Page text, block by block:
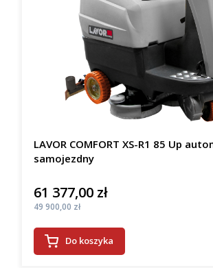
LAVOR COMFORT XS-R1 85 Up
samojezdny
Cena
61 377,00 zł
Cena
49 900,00 zł
Do koszyka